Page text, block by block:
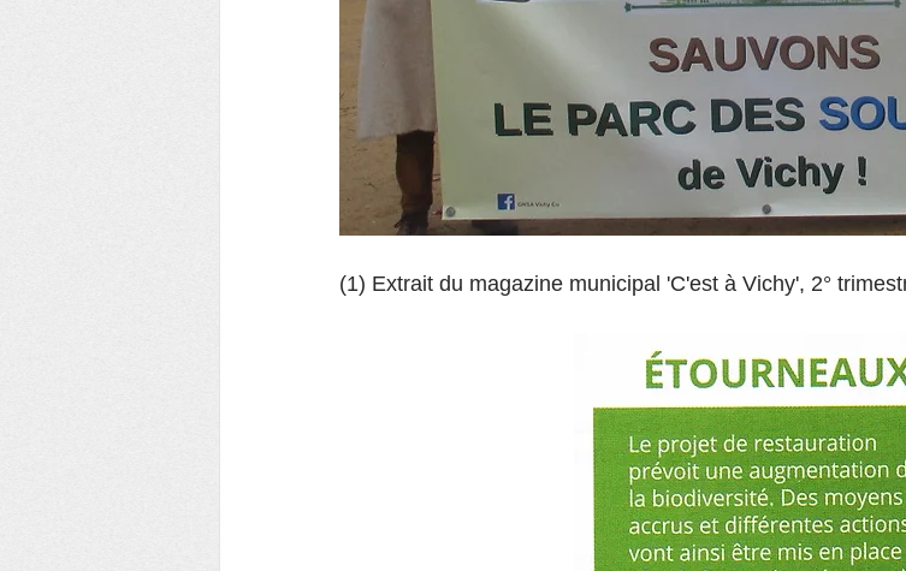
(1) Extrait du magazine municipal 'C'est à Vichy', 2°